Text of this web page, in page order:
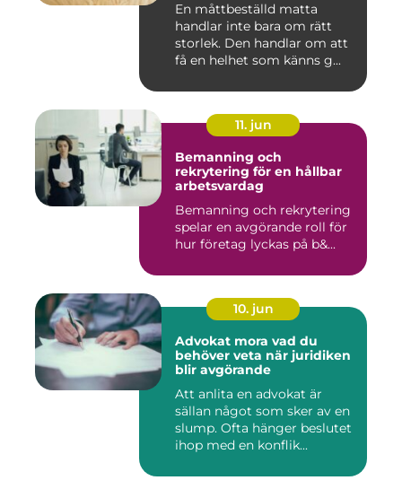
En måttbeställd matta
handlar inte bara om rätt
storlek. Den handlar om att
få en helhet som känns g...
11. jun
Bemanning och
rekrytering för en hållbar
arbetsvardag
Bemanning och rekrytering
spelar en avgörande roll för
hur företag lyckas på b&...
10. jun
Advokat mora vad du
behöver veta när juridiken
blir avgörande
Att anlita en advokat är
sällan något som sker av en
slump. Ofta hänger beslutet
ihop med en konflik...